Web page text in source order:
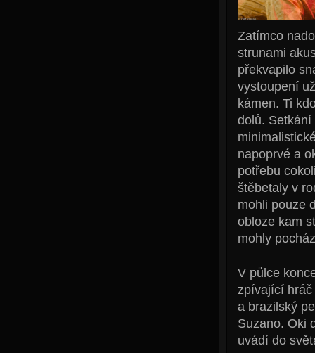
Zatímco
strunami
překvapilo
vystoupení
kámen. Ti
dolů.
napoprvé a
potřebu
štěbetaly v
mohli pouze
obloze kam
mohly
V půlce
zpívající
a brazilský
Suzano. Oki
uvádí do